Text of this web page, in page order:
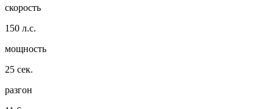
скорость
150 л.с.
мощность
25 сек.
разгон